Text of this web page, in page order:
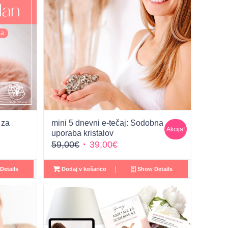
mini 5 dnevni e-tečaj: Sodobna
uporaba kristalov
59,00€ Izvirna
je
bila:
59,00€.
39,00€Trenutna
39,00€.
Akcija!
Dodaj v košarico Show Details